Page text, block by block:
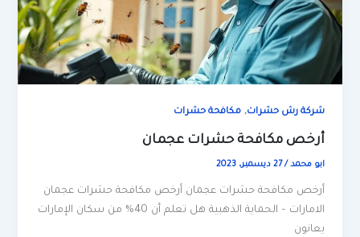
شركة رش حشرات,مكافحة حشرات
أرخص مكافحة حشرات عجمان
ابو محمد/27 ديسمبر، 2023
أرخص مكافحة حشرات عجمان أرخص مكافحة حشرات عجمان
الامارات – الحماية الذهبية هل تعلم أن 40% من سكان الإمارات
يعانون